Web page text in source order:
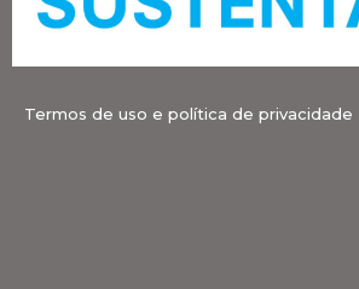
Termos de uso e política de privacidade